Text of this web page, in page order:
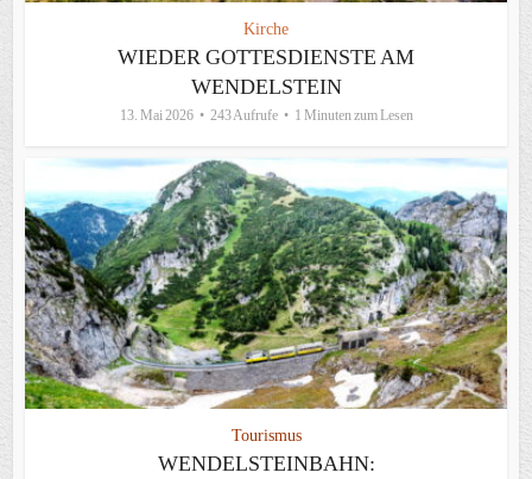
Kirche
WIEDER GOTTESDIENSTE AM
WENDELSTEIN
13. Mai 2026 243 Aufrufe 1 Minuten zum Lesen
Tourismus
WENDELSTEINBAHN: